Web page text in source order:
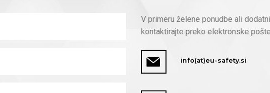
V primeru želene ponudbe ali
kontaktirajte preko elektronske
info(at)eu-safety.si